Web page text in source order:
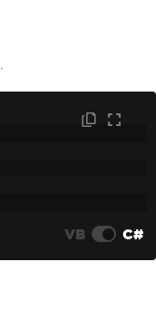
VB C#